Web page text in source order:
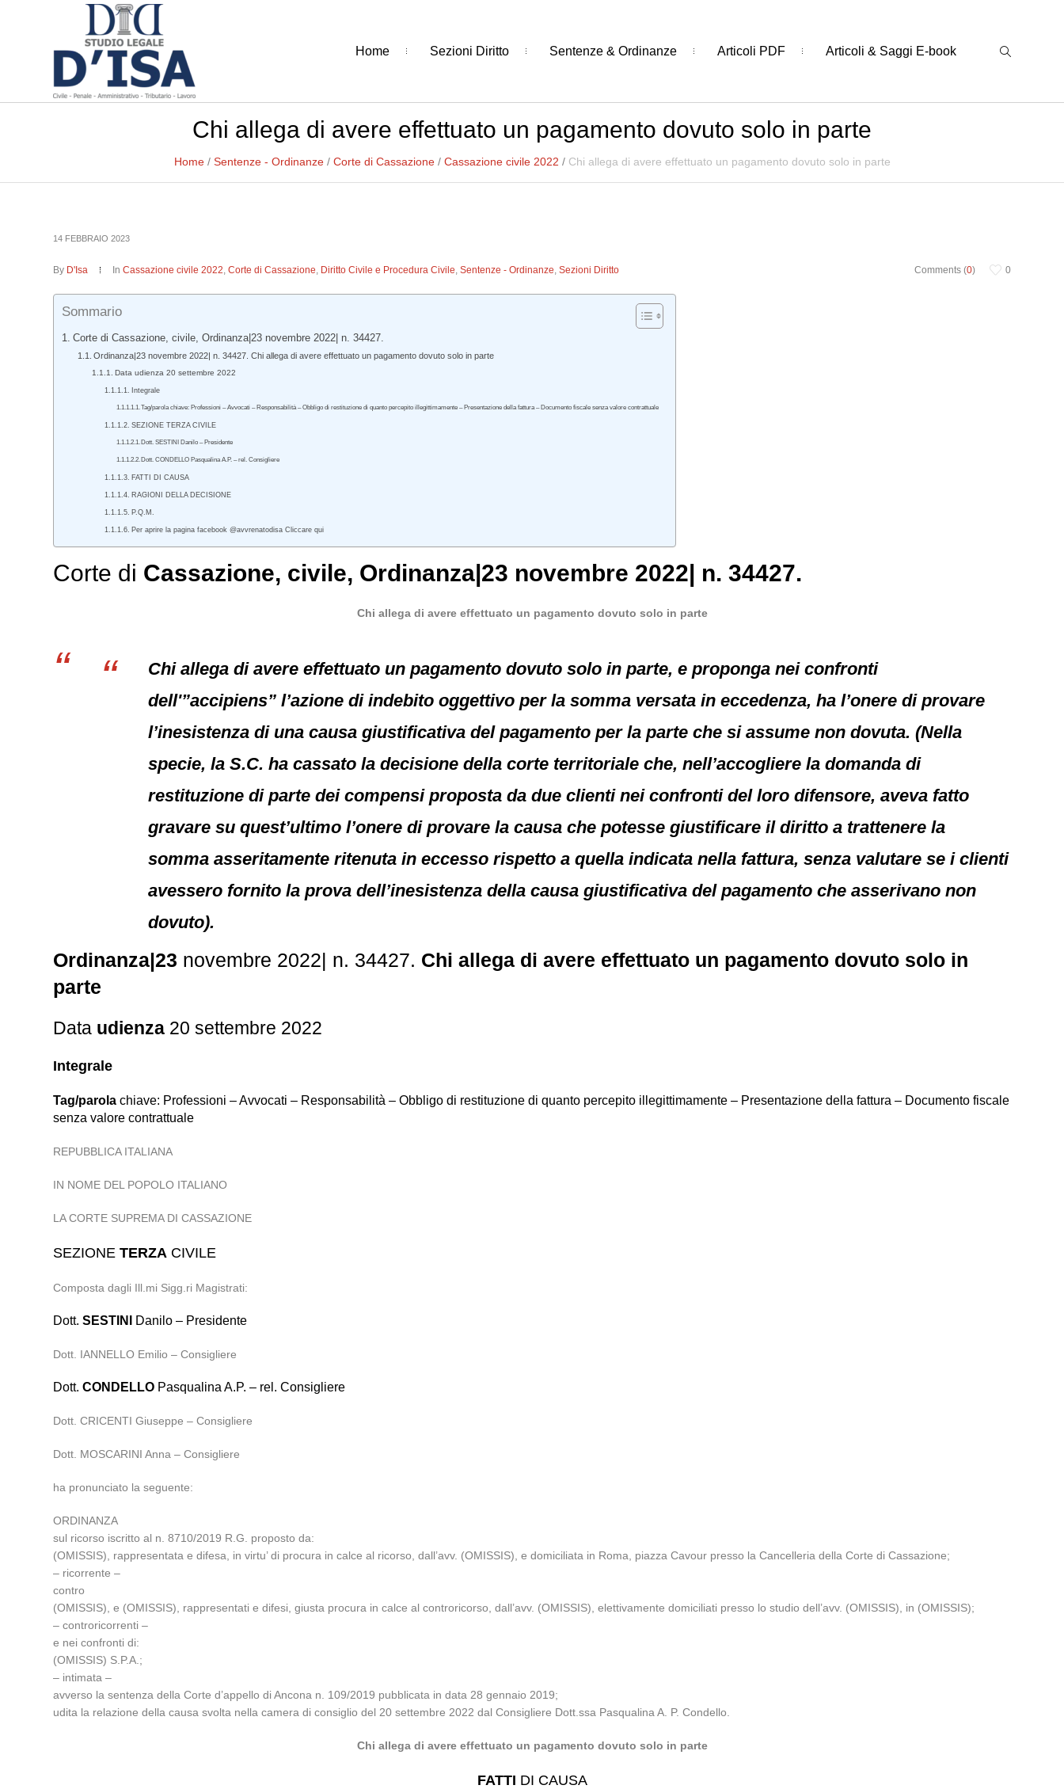
Home Sezioni Diritto Sentenze & Ordinanze Articoli PDF Articoli & Saggi E-book
Chi allega di avere effettuato un pagamento dovuto solo in parte
Home / Sentenze - Ordinanze / Corte di Cassazione / Cassazione civile 2022 / Chi allega di avere effettuato un pagamento dovuto solo in parte
14 FEBBRAIO 2023
Comments (0) 0
By D'Isa InCassazione civile 2022,Corte di Cassazione, Diritto Civile e Procedura Civile,Sentenze - Ordinanze,Sezioni Diritto
Sommario
Corte di Cassazione, civile, Ordinanza|23 novembre 2022| n. 34427.
Ordinanza|23 novembre 2022| n. 34427. Chi allega di avere effettuato un pagamento dovuto solo in parte
Data udienza 20 settembre 2022
Integrale
Tag/parola chiave: Professioni – Avvocati – Responsabilità – Obbligo di restituzione di quanto percepito illegittimamente – Presentazione della fattura – Documento fiscale senza valore contrattuale
SEZIONE TERZA CIVILE
Dott. SESTINI Danilo – Presidente
Dott. CONDELLO Pasqualina A.P. – rel. Consigliere
FATTI DI CAUSA
RAGIONI DELLA DECISIONE
P.Q.M.
Per aprire la pagina facebook @avvrenatodisa Cliccare qui
Corte di Cassazione, civile, Ordinanza|23 novembre 2022| n. 34427.
Chi allega di avere effettuato un pagamento dovuto solo in parte
Chi allega di avere effettuato un pagamento dovuto solo in parte, e proponga nei confronti
dell'”accipiens” l’azione di indebito oggettivo per la somma versata in eccedenza, ha l’onere di provare
l’inesistenza di una causa giustificativa del pagamento per la parte che si assume non dovuta. (Nella
specie, la S.C. ha cassato la decisione della corte territoriale che, nell’accogliere la domanda di
restituzione di parte dei compensi proposta da due clienti nei confronti del loro difensore, aveva fatto
gravare su quest’ultimo l’onere di provare la causa che potesse giustificare il diritto a trattenere la
somma asseritamente ritenuta in eccesso rispetto a quella indicata nella fattura, senza valutare se i clienti
avessero fornito la prova dell’inesistenza della causa giustificativa del pagamento che asserivano non
dovuto).
Ordinanza|23 novembre 2022| n. 34427. Chi allega di avere effettuato un pagamento dovuto solo in
parte
Data udienza 20 settembre 2022
Integrale
Tag/parola chiave: Professioni – Avvocati – Responsabilità – Obbligo di restituzione di quanto percepito illegittimamente – Presentazione della fattura – Documento fiscale
senza valore contrattuale
REPUBBLICA ITALIANA
IN NOME DEL POPOLO ITALIANO
LA CORTE SUPREMA DI CASSAZIONE
SEZIONETERZA CIVILE
Composta dagli Ill.mi Sigg.ri Magistrati:
Dott.SESTINI Danilo – Presidente
Dott. IANNELLO Emilio – Consigliere
Dott.CONDELLO Pasqualina A.P. – rel. Consigliere
Dott. CRICENTI Giuseppe – Consigliere
Dott. MOSCARINI Anna – Consigliere
ha pronunciato la seguente:
ORDINANZA
sul ricorso iscritto al n. 8710/2019 R.G. proposto da:
(OMISSIS), rappresentata e difesa, in virtu’ di procura in calce al ricorso, dall’avv. (OMISSIS), e domiciliata in Roma, piazza Cavour presso la Cancelleria della Corte di Cassazione;
– ricorrente –
contro
(OMISSIS), e (OMISSIS), rappresentati e difesi, giusta procura in calce al controricorso, dall’avv. (OMISSIS), elettivamente domiciliati presso lo studio dell’avv. (OMISSIS), in (OMISSIS);
– controricorrenti –
e nei confronti di:
(OMISSIS) S.P.A.;
– intimata –
avverso la sentenza della Corte d’appello di Ancona n. 109/2019 pubblicata in data 28 gennaio 2019;
udita la relazione della causa svolta nella camera di consiglio del 20 settembre 2022 dal Consigliere Dott.ssa Pasqualina A. P. Condello.
Chi allega di avere effettuato un pagamento dovuto solo in parte
FATTI DI CAUSA